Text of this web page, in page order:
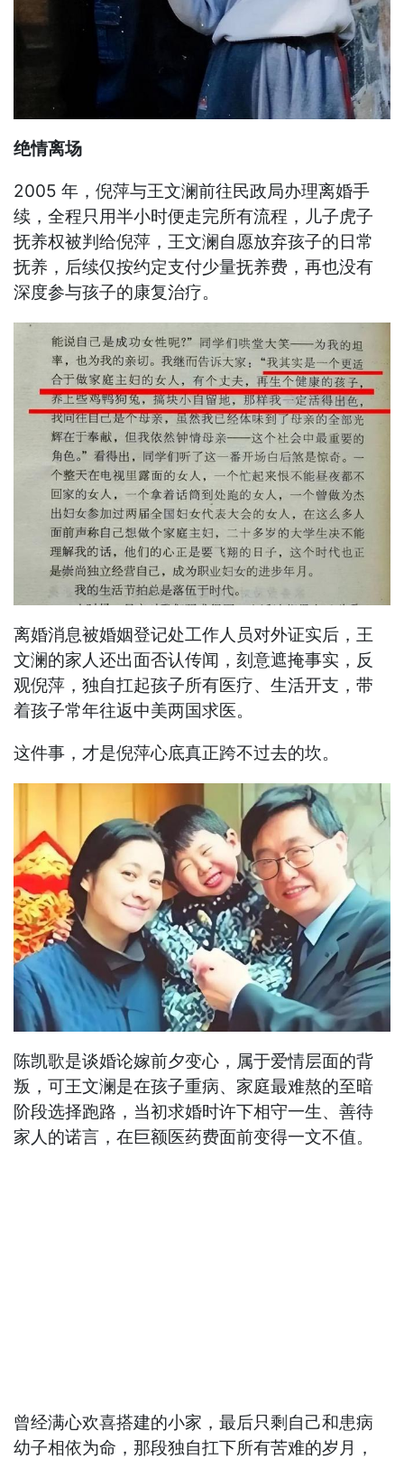
绝情离场
2005 年，倪萍与王文澜前往民政局办理离婚手
续，全程只用半小时便走完所有流程，儿子虎子
抚养权被判给倪萍，王文澜自愿放弃孩子的日常
抚养，后续仅按约定支付少量抚养费，再也没有
深度参与孩子的康复治疗。
离婚消息被婚姻登记处工作人员对外证实后，王
文澜的家人还出面否认传闻，刻意遮掩事实，反
观倪萍，独自扛起孩子所有医疗、生活开支，带
着孩子常年往返中美两国求医。
这件事，才是倪萍心底真正跨不过去的坎。
陈凯歌是谈婚论嫁前夕变心，属于爱情层面的背
叛，可王文澜是在孩子重病、家庭最难熬的至暗
阶段选择跑路，当初求婚时许下相守一生、善待
家人的诺言，在巨额医药费面前变得一文不值。
曾经满心欢喜搭建的小家，最后只剩自己和患病
幼子相依为命，那段独自扛下所有苦难的岁月，